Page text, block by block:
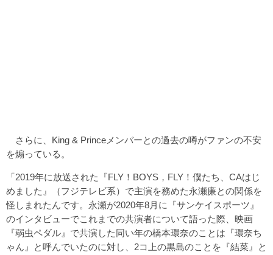
さらに、King & Princeメンバーとの過去の噂がファンの不安
を煽っている。
「2019年に放送された『FLY！BOYS，FLY！僕たち、CAはじ
めました』（フジテレビ系）で主演を務めた永瀬廉との関係を
怪しまれたんです。永瀬が2020年8月に『サンケイスポーツ』
のインタビューでこれまでの共演者について語った際、映画
『弱虫ペダル』で共演した同い年の橋本環奈のことは『環奈ち
ゃん』と呼んでいたのに対し、2コ上の黒島のことを『結菜』と